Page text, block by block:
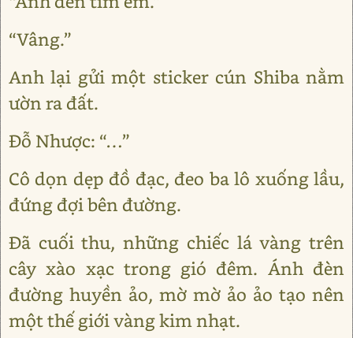
“Vâng.”
Anh lại gửi một sticker cún Shiba nằm
ườn ra đất.
Đỗ Nhược: “…”
Cô dọn dẹp đồ đạc, đeo ba lô xuống lầu,
đứng đợi bên đường.
Đã cuối thu, những chiếc lá vàng trên
cây xào xạc trong gió đêm. Ánh đèn
đường huyền ảo, mờ mờ ảo ảo tạo nên
một thế giới vàng kim nhạt.